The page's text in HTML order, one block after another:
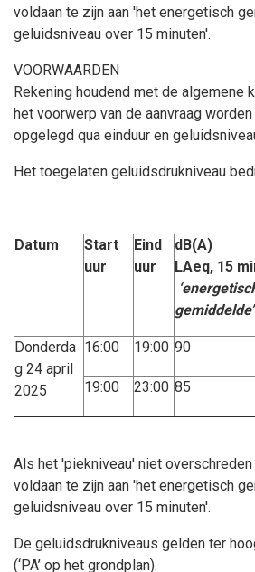
voldaan te zijn aan 'het energetisch
geluidsniveau over 15 minuten'.
VOORWAARDEN
Rekening houdend met de algemene
het voorwerp van de aanvraag
opgelegd qua einduur en
Het toegelaten geluidsdrukniveau
Datum
Start
uur
Eind
uur
dB(A)
LAeq, 15
gemiddelde’
Donderda
g 24 april
2025
16:00 19:00 90
19:00 23:00 85
Als het 'piekniveau' niet
voldaan te zijn aan 'het energetisch
geluidsniveau over 15 minuten'.
De geluidsdrukniveaus gelden ter
(‘PA’ op het grondplan).